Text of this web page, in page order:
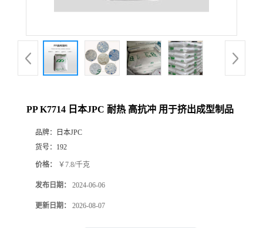
PP K7714 日本JPC 耐热 高抗冲 用于挤出成型制品
品牌：
日本JPC
货号： 192
价格： ￥7.8/千克
发布日期： 2024-06-06
更新日期： 2026-08-07